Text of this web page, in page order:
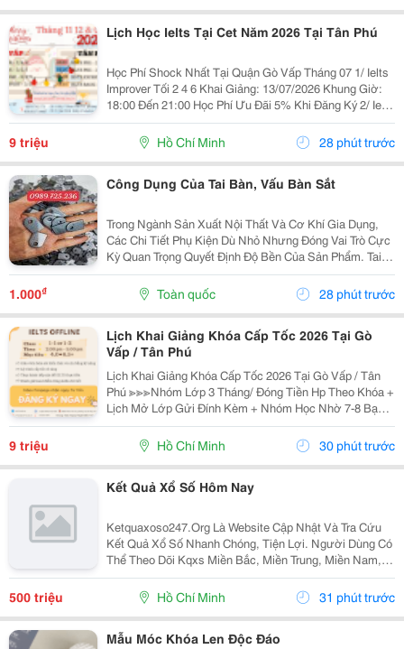
Lịch Học Ielts Tại Cet Năm 2026 Tại Tân Phú
Học Phí Shock Nhất Tại Quận Gò Vấp Tháng 07 1/ Ielts
Improver Tối 2 4 6 Khai Giảng: 13/07/2026 Khung Giờ:
18:00 Đến 21:00 Học Phí Ưu Đãi 5% Khi Đăng Ký 2/ Ielts
Basic Tối 3 5 7 Khai Giảng: 07//07/2026 Khung Giờ:
18:00 Đến 21:00 ...
9 triệu Hồ Chí Minh 28 phút trước
Công Dụng Của Tai Bàn, Vấu Bàn Sắt
Trong Ngành Sản Xuất Nội Thất Và Cơ Khí Gia Dụng,
Các Chi Tiết Phụ Kiện Dù Nhỏ Nhưng Đóng Vai Trò Cực
Kỳ Quan Trọng Quyết Định Độ Bền Của Sản Phẩm. Tai
Bàn Sắt (Hay Còn Gọi Là Tai Sắt Cho Bàn Ghế, Vấu Bàn
Sắt, Tai Khóa, Tai Khóa Sắt ) Chính Là Một...
1.000₫ Toàn quốc 28 phút trước
Lịch Khai Giảng Khóa Cấp Tốc 2026 Tại Gò
Vấp / Tân Phú
Lịch Khai Giảng Khóa Cấp Tốc 2026 Tại Gò Vấp / Tân
Phú ≫≫≫Nhóm Lớp 3 Tháng/ Đóng Tiền Hp Theo Khóa +
Lịch Mở Lớp Gửi Đính Kèm + Nhóm Học Nhờ 7-8 Bạn/
Lớp + Giáo Trình Ielts Có Band Điểm Lộ Trình, Sách
Nước Ngoài Bám Sát + Chia Đều 4 Kỹ...
9 triệu Hồ Chí Minh 30 phút trước
Kết Quả Xổ Số Hôm Nay
Ketquaxoso247.Org Là Website Cập Nhật Và Tra Cứu
Kết Quả Xổ Số Nhanh Chóng, Tiện Lợi. Người Dùng Có
Thể Theo Dõi Kqxs Miền Bắc, Miền Trung, Miền Nam,
Vietlott Trực Tiếp Theo Từng Ngày Với Thông Tin Chi
Tiết, Dễ Dàng Tìm Kiếm Và Tra Cứu Trên Nhiều...
500 triệu Hồ Chí Minh 31 phút trước
Mẫu Móc Khóa Len Độc Đáo